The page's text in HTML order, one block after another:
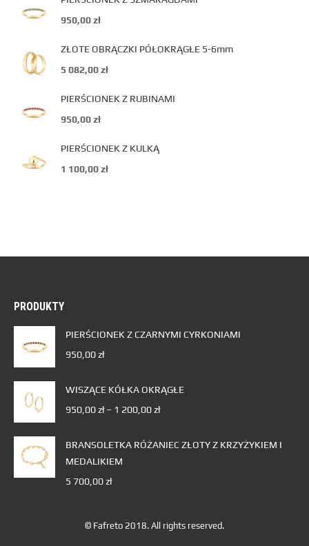
950,00zł
ZŁOTE OBRĄCZKI PÓŁOKRĄGŁE 5-6mm
5 082,00zł
PIERŚCIONEK Z RUBINAMI
950,00zł
PIERŚCIONEK Z KULKĄ
1 100,00zł
PRODUKTY
PIERŚCIONEK Z CZARNYMI CYRKONIAMI
950,00zł
WISZĄCE KÓŁKA OKRĄGŁE
950,00zł – 1 200,00zł
BRANSOLETKA RÓŻANIEC ZŁOTY Z KRZYŻYKIEM I
MEDALIKIEM
5 700,00zł
© Fafreto 2018. All rights reserved.